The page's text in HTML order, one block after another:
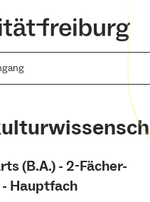
(B.A.) - 2-Fächer-
Hauptfach